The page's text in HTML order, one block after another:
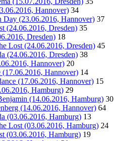
Hannover) 34
Day (23.06.2016, Hannover) 37
(24.06.2016, Dresden) 35
Dresden) 18
Lost (24.06.2016, Dresden) 45
(24.06.2016, Dresden) 38
Hannover) 20
(17.06.2016, Hannover) 14
(17.06.2016, Hannover) 15
Hamburg) 29
(14.06.2016, Hamburg) 30
(14.06.2016, Hannover) 64
(03.06.2016, Hamburg) 13
Lost (03.06.2016, Hamburg) 24
(03.06.2016, Hamburg) 19